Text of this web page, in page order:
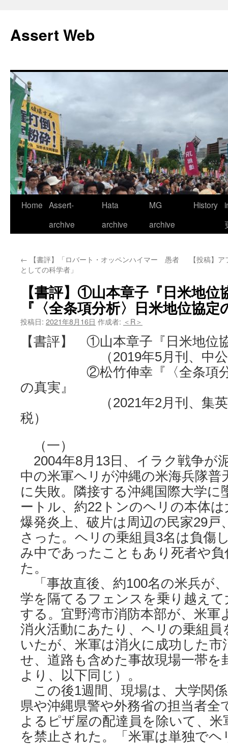
テ
ン
ス
キ
ッ
プ
Assert Web
Home Assert-
archive
Hata
archive
MG
archive
History
← 【書評】「ロバート・オッペンハイマー 愚者
としての科学者」
【投稿】
【書評】①山本章子『日米地
『〈全条項分析〉日米地位協定
投稿日: 2021年8月16日 作成者: ＜R＞
【書評】 ①山本章子『日米地位
（2019年5月刊、中公新
②松竹伸幸『〈全条項分析
の真実』
（2021年2月刊、集英社
税）
（一）
2004年8月13日、イラク戦争が
中の米軍ヘリが沖縄の米海兵隊普
に失敗。隣接する沖縄国際大学に
ートル、約22トンのヘリの本体
爆発炎上、破片は周辺の民家29戸
さった。ヘリの乗組員3名は負傷
み中であったこともあり死者や
た。
「事故直後、約100名の米兵が
学を隔てるフェンスを乗り越え
する。宜野湾市消防本部が、米軍
消火活動にあたり、ヘリの乗組員
いたが、米軍は消火に成功した市
せ、道路も含めた事故現場一帯
より、以下同じ）。
この後1週間、現場は、大学関
県や沖縄県警や外務省の担当者全
よるピザ屋の配達員を除いて、
を禁止された。「米軍は単独でヘ